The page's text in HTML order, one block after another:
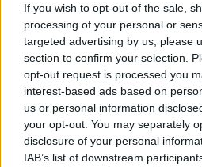
If you wish to opt-out of the sale,
processing of your personal or
targeted advertising by us, please
section to confirm your selection.
opt-out request is processed you
interest-based ads based on
us or personal information
your opt-out. You may separately
disclosure of your personal
IAB’s list of downstream
is túl sok neki, hiszen
lehetőségét annak, hogy
megszerezze Max
Russell ezért állítólag
szerződést írjon alá, a
azonban nem ad lejjebb,